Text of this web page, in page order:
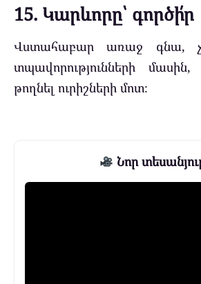
15. Կարևորը՝ գործի՛ր
Վստահաբար առաջ գնա,
տպավորությունների
թողնել ուրիշների մոտ։
Նոր